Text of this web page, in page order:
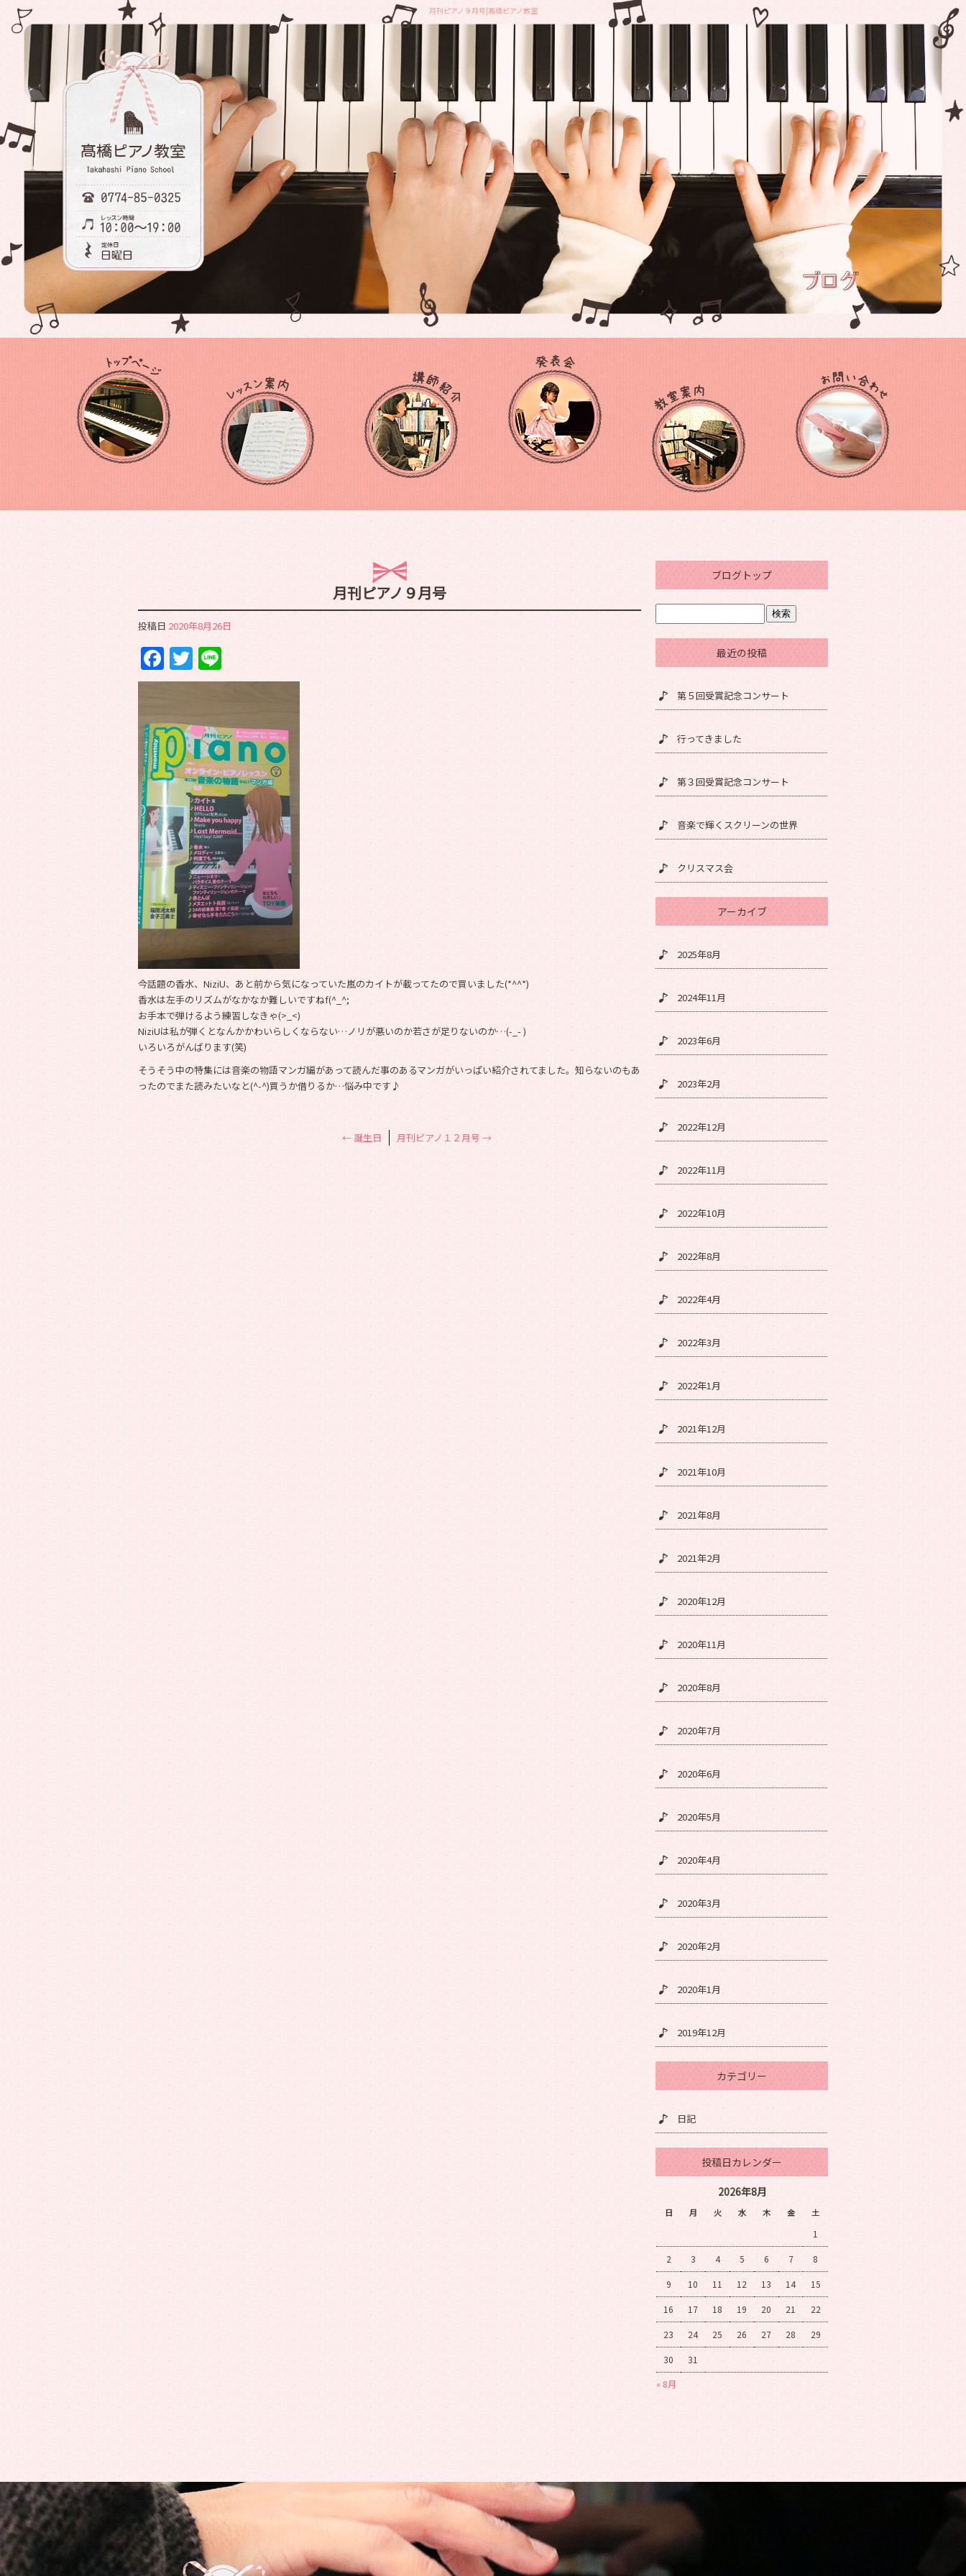
月刊ピアノ９月号|髙橋ピアノ教室
月刊ピアノ９月号
投稿日 2020年8月26日
Facebook
Twitter
今話題の香水、NiziU、あと前から気になっていた嵐のカイトが載ってたので買いました(*^^*)
香水は左手のリズムがなかなか難しいですねf(^_^;
お手本で弾けるよう練習しなきゃ(>_<)
NiziUは私が弾くとなんかかわいらしくならない…ノリが悪いのか若さが足りないのか…(-_- )
いろいろがんばります(笑)
そうそう中の特集には音楽の物語マンガ編があって読んだ事のあるマンガがいっぱい紹介されてました。知らないのもあ
ったのでまた読みたいなと(^-^)買うか借りるか…悩み中です♪
← 誕生日 月刊ピアノ１２月号 →
ブログトップ
最近の投稿
第５回受賞記念コンサート
行ってきました
第３回受賞記念コンサート
音楽で輝くスクリーンの世界
クリスマス会
アーカイブ
2025年8月
2024年11月
2023年6月
2023年2月
2022年12月
2022年11月
2022年10月
2022年8月
2022年4月
2022年3月
2022年1月
2021年12月
2021年10月
2021年8月
2021年2月
2020年12月
2020年11月
2020年8月
2020年7月
2020年6月
2020年5月
2020年4月
2020年3月
2020年2月
2020年1月
2019年12月
カテゴリー
日記
投稿日カレンダー
2026年8月
日 月 火 水 木 金 土
« 8月
1
2 3 4 5 6 7 8
9 10 11 12 13 14 15
16 17 18 19 20 21 22
23 24 25 26 27 28 29
30 31